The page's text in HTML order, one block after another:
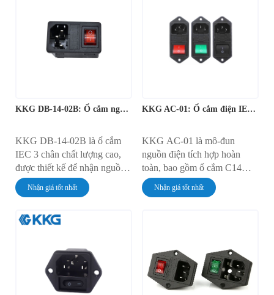
được định mức 10A ở điện áp
250V AC. Nó cung cấp một
giải pháp an toàn và tiện lợi
để quản lý nguồn điện chính
có dòng định mức 10A ở điện
áp 250V AC. Sản phẩm
mang đến giải pháp quản lý
nguồn điện toàn diện và an
KKG DB-14-02B: Ổ cắm nguồn gắn trên khung máy
KKG DB-14-02B là ổ cắm
IEC 3 chân chất lượng cao,
được thiết kế để nhận nguồn
điện xoay chiều. Ổ cắm gắn
tường này có công suất định
và được trang bị các tiếp điểm
khả năng dẫn điện vượt trội.
Thiết kế tiêu chuẩn đảm bảo
tương thích với mọi dây
nguồn C13, khiến nó trở
Nhận giá tốt nhất
KKG AC-01: Ổ cắm điện IEC có cầu chì với công tắc Rocker
KKG AC-01 là mô-đun
nguồn điện tích hợp hoàn
toàn, bao gồm ổ cắm C14
IEC kết hợp với công tắc
xoay 4 chân có đèn và giá đỡ
cung cấp giải pháp an toàn,
tất cả trong một cho kết nối và
điều khiển nguồn điện chính
trong nhiều loại tủ điện tử.
Nhận giá tốt nhất